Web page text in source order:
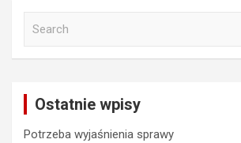
Ostatnie wpisy
Potrzeba wyjaśnienia sprawy